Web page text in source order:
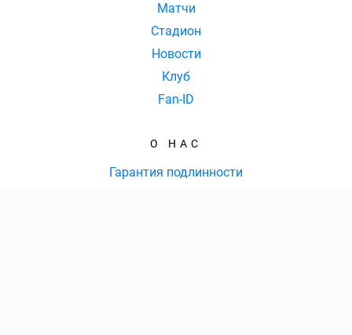
Матчи
Стадион
Новости
Клуб
Fan-ID
О НАС
Гарантия подлинности